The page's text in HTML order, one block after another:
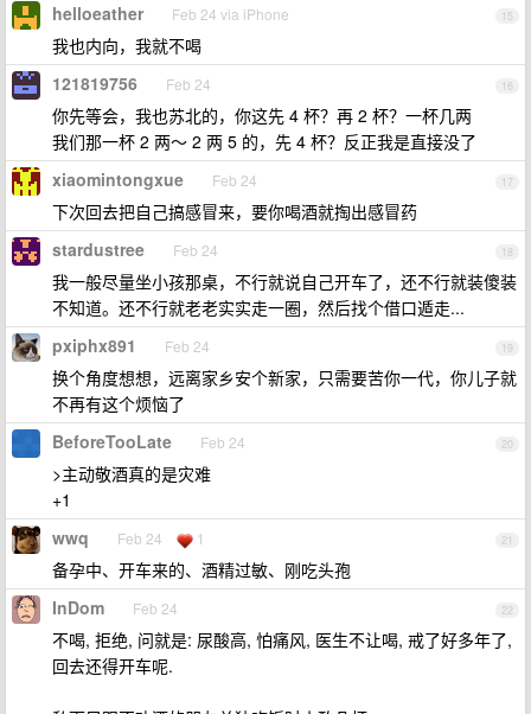
15
helloeather Feb 24 via iPhone
我也内向，我就不喝
16
121819756 Feb 24
你先等会，我也苏北的，你这先 4 杯？再 2 杯？一杯几两
我们那一杯 2 两～ 2 两 5 的，先 4 杯？反正我是直接没了
17
xiaomintongxue Feb 24
下次回去把自己搞感冒来，要你喝酒就掏出感冒药
18
stardustree Feb 24
我一般尽量坐小孩那桌，不行就说自己开车了，还不行就装傻装
不知道。还不行就老老实实走一圈，然后找个借口遁走...
19
pxiphx891 Feb 24
换个角度想想，远离家乡安个新家，只需要苦你一代，你儿子就
不再有这个烦恼了
20
BeforeTooLate Feb 24
>主动敬酒真的是灾难
+1
21
wwq Feb 24 1
备孕中、开车来的、酒精过敏、刚吃头孢
22
InDom Feb 24
不喝, 拒绝, 问就是: 尿酸高, 怕痛风, 医生不让喝, 戒了好多年了,
回去还得开车呢.